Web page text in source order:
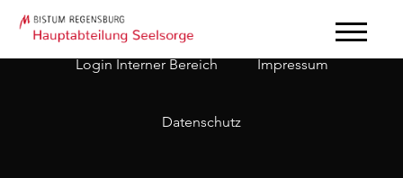
Login Interner Bereich Impressum
Datenschutz